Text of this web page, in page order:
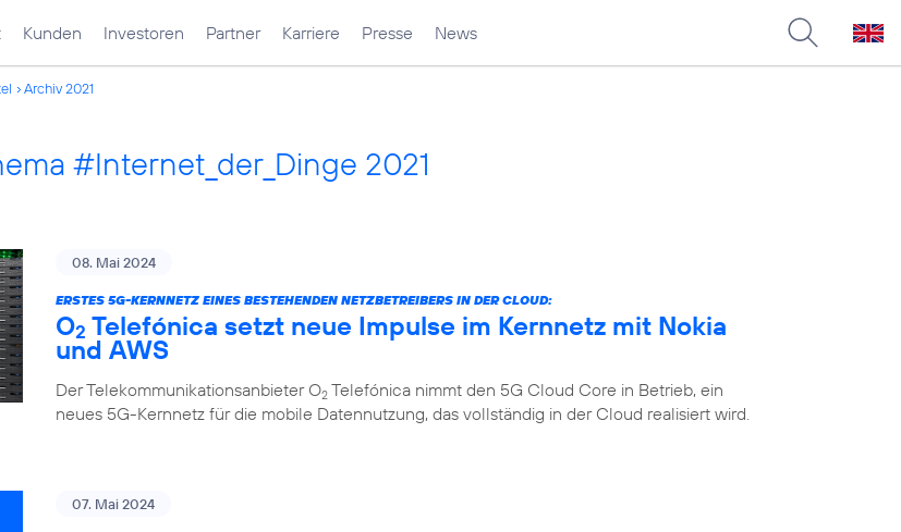
Kunden Investoren Partner Karriere Presse News
Archiv 2021
#Internet_der_Dinge 2021
08. Mai 2024
ERSTES 5G-KERNNETZ EINES BESTEHENDEN NETZBETREIBERS IN DER CLOUD:
O2 Telefónica setzt neue Impulse im Kernnetz mit Nokia
und AWS
Der Telekommunikationsanbieter O2 Telefónica nimmt den 5G Cloud Core in Betrieb, ein
neues 5G-Kernnetz für die mobile Datennutzung, das vollständig in der Cloud realisiert wird.
07. Mai 2024